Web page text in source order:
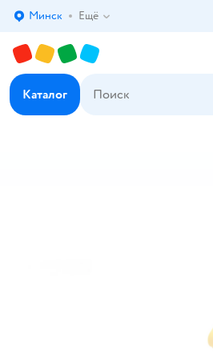
Выбор адреса доставки.
Минск Ещё
Каталог